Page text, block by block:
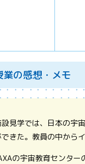
業の感想・メモ
見学では、日本の宇
できた。教員の中から
の宇宙教育センタ